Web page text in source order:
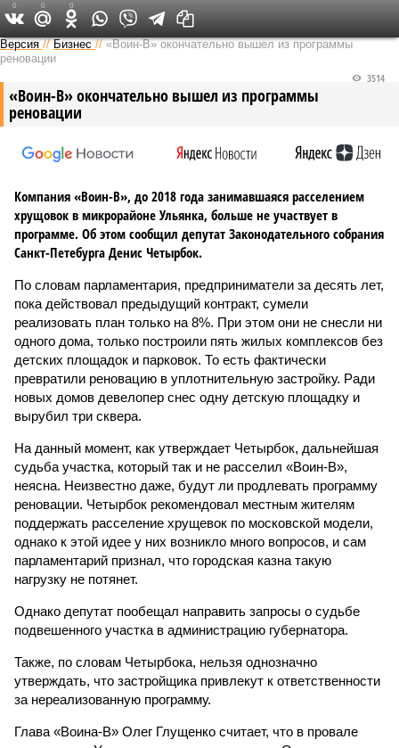
Версия на Неве
Версия //Бизнес //«Воин-В» окончательно вышел из программы
реновации
«Воин-В» окончательно вышел из программы
реновации
3514
Компания «Воин-В», до 2018 года занимавшаяся расселением
хрущовок в микрорайоне Ульянка, больше не участвует в
программе. Об этом сообщил депутат Законодательного собрания
Санкт-Петебурга Денис Четырбок.
По словам парламентария, предприниматели за десять лет,
пока действовал предыдущий контракт, сумели
реализовать план только на 8%. При этом они не снесли ни
одного дома, только построили пять жилых комплексов без
детских площадок и парковок. То есть фактически
превратили реновацию в уплотнительную застройку. Ради
новых домов девелопер снес одну детскую площадку и
вырубил три сквера.
На данный момент, как утверждает Четырбок, дальнейшая
судьба участка, который так и не расселил «Воин-В»,
неясна. Неизвестно даже, будут ли продлевать программу
реновации. Четырбок рекомендовал местным жителям
поддержать расселение хрущевок по московской модели,
однако к этой идее у них возникло много вопросов, и сам
парламентарий признал, что городская казна такую
нагрузку не потянет.
Однако депутат пообещал направить запросы о судьбе
подвешенного участка в администрацию губернатора.
Также, по словам Четырбока, нельзя однозначно
утверждать, что застройщика привлекут к ответственности
за нереализованную программу.
Глава «Воина-В» Олег Глущенко считает, что в провале
0 0 0